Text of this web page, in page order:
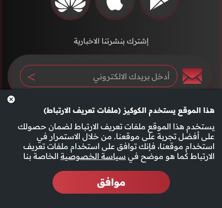
هذا الموقع يستخدم الكوكيز (ملفات تعريف الارتباط)
يستخدم هذا الموقع ملفات تعريف الارتباط لضمان حصولك
على أفضل تجربة على موقعنا. من خلال الاستمرار في
استخدام موقعنا، فإنك توافق على استخدام ملفات تعريف
الارتباط كما هو موضح في سياسة الخصوصية الخاصة بنا
موافق
إشترك بنشرتنا الاخبارية
سياسة الخصوصية الأحكام والشروط